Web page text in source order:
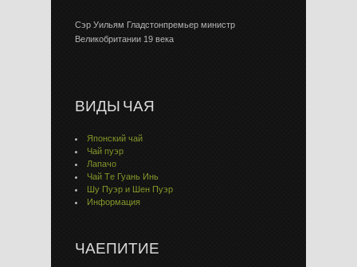
Сэр Уильям Гладстонпремьер министр
Великобритании 19 века
ВИДЫ ЧАЯ
Японский чай
Чай пуэр
Лапачо
Чай Тe Гуaнь Инь
Шу Пуэр и Шен Пуэр
Информация
ЧАЕПИТИЕ